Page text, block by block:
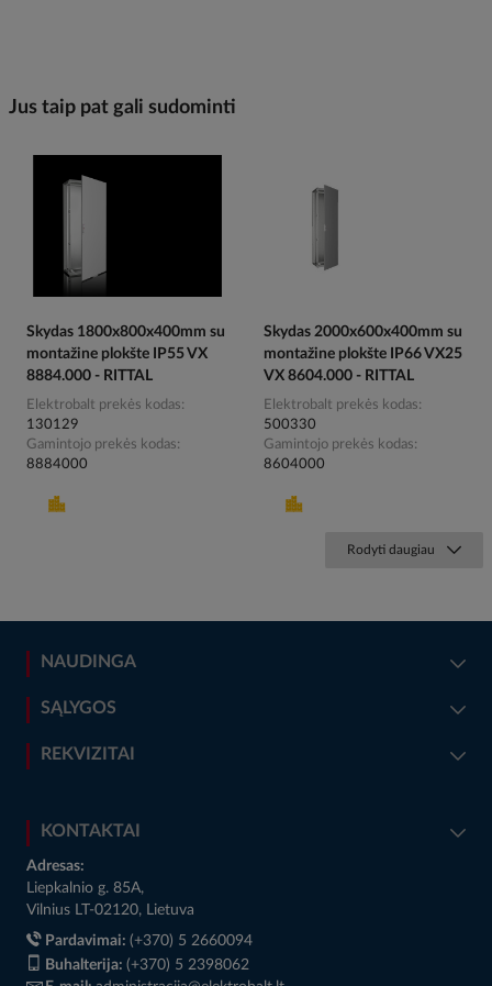
Jus taip pat gali sudominti
Skydas 1800x800x400mm su
montažine plokšte IP55 VX
8884.000 - RITTAL
Elektrobalt prekės kodas
130129
Gamintojo prekės kodas
8884000
Skydas 2000x600x400mm su
montažine plokšte IP66 VX25
VX 8604.000 - RITTAL
Elektrobalt prekės kodas
500330
Gamintojo prekės kodas
8604000
Rodyti daugiau
NAUDINGA
SĄLYGOS
REKVIZITAI
KONTAKTAI
Adresas:
Liepkalnio g. 85A,
Vilnius LT-02120, Lietuva
Pardavimai: (+370) 5 2660094
Buhalterija: (+370) 5 2398062